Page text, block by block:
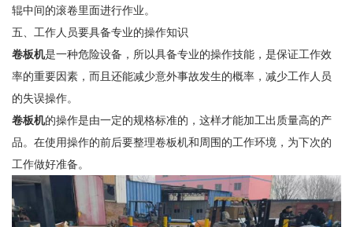
辊中间的滚卷里面进行作业。
五、工作人员要具备专业的操作知识
卷板机是一种危险设备，所以具备专业的操作技能，是保证工作效
率的重要因素，而且还能减少意外事故发生的概率，减少工作人员
的失误操作。
卷板机的操作是由一定的规格标准的，这样才能加工出质量高的产
品。在使用操作的前后要整理卷板机和周围的工作环境，为下次的
工作做好准备。